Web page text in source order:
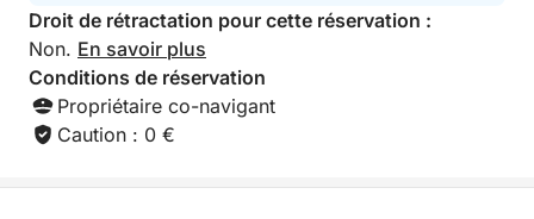
Droit de rétractation pour cette réservation :
Non. En savoir plus
Conditions de réservation
Propriétaire co-navigant
Caution : 0 €